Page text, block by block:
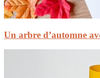
Un arbre d’automne